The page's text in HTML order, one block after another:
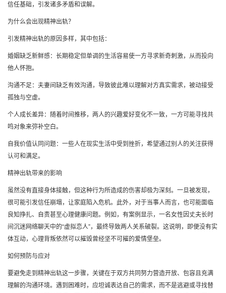
信任基础，引发诸多矛盾和误解。
为什么会出现精神出轨？
引发精神出轨的原因多样，其中包括：
婚姻缺乏新鲜感：长期稳定但单调的生活容易使一方寻求新奇刺激，从而投向
他人怀抱。
沟通不足：夫妻间缺乏有效沟通，导致彼此难以理解对方真实需求，被动接受
孤独与空虚。
个人成长差异：随着时间推移，两人的兴趣爱好变化不一致，一方可能寻找共
鸣对象来弥补空白。
自我价值认同问题：一些人在现实生活中受到挫折，希望通过别人的关注获得
认可和满足。
精神出轨带来的影响
虽然没有直接身体接触，但这种行为所造成的伤害却极为深刻。一旦被发现，
很可能引发信任崩塌，让家庭陷入危机。此外，对于当事人而言，也可能面临
良知挣扎、自责甚至心理健康问题。例如，有案例显示，一名女性因丈夫长时
间沉迷网络聊天中的“虚拟恋人”，最终导致两人关系破裂。这说明，即便没有实
体互动，心理背叛依然可以摧毁曾经坚不可摧的爱情堡垒。
如何预防与应对
要避免走到精神出轨这一步骤，关键在于双方共同努力营造开放、包容且充满
理解的沟通环境。遇到困难时，应坦诚表达自己的需求，而不是逃避或寻找替